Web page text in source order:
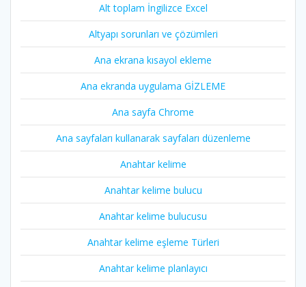
Alt toplam İngilizce Excel
Altyapı sorunları ve çözümleri
Ana ekrana kısayol ekleme
Ana ekranda uygulama GİZLEME
Ana sayfa Chrome
Ana sayfaları kullanarak sayfaları düzenleme
Anahtar kelime
Anahtar kelime bulucu
Anahtar kelime bulucusu
Anahtar kelime eşleme Türleri
Anahtar kelime planlayıcı